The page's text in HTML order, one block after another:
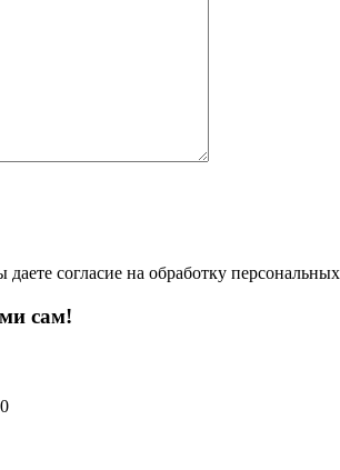
согласие на обработку
сам!